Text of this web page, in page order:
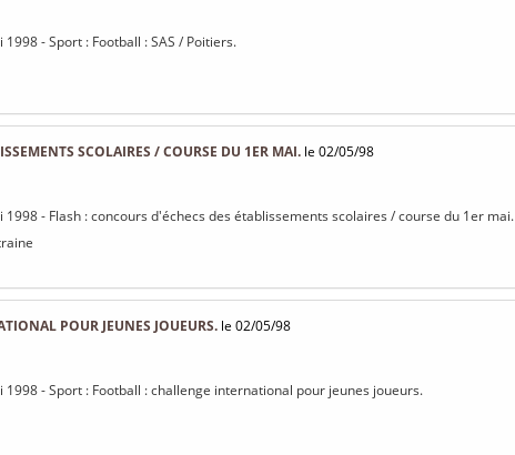
- Sport : Football : SAS / Poitiers.
SCOLAIRES / COURSE DU 1ER MAI. le 02/05/98
1998 - Flash : concours d'échecs des établissements scolaires / course du 1er mai.
POUR JEUNES JOUEURS. le 02/05/98
1998 - Sport : Football : challenge international pour jeunes joueurs.